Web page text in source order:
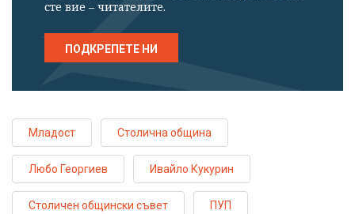
сте вие – читателите.
ПОДКРЕПЕТЕ НИ
Младост Столична община
Любо Георгиев Ивайло Кукурин
Столичен общински съвет ПУП